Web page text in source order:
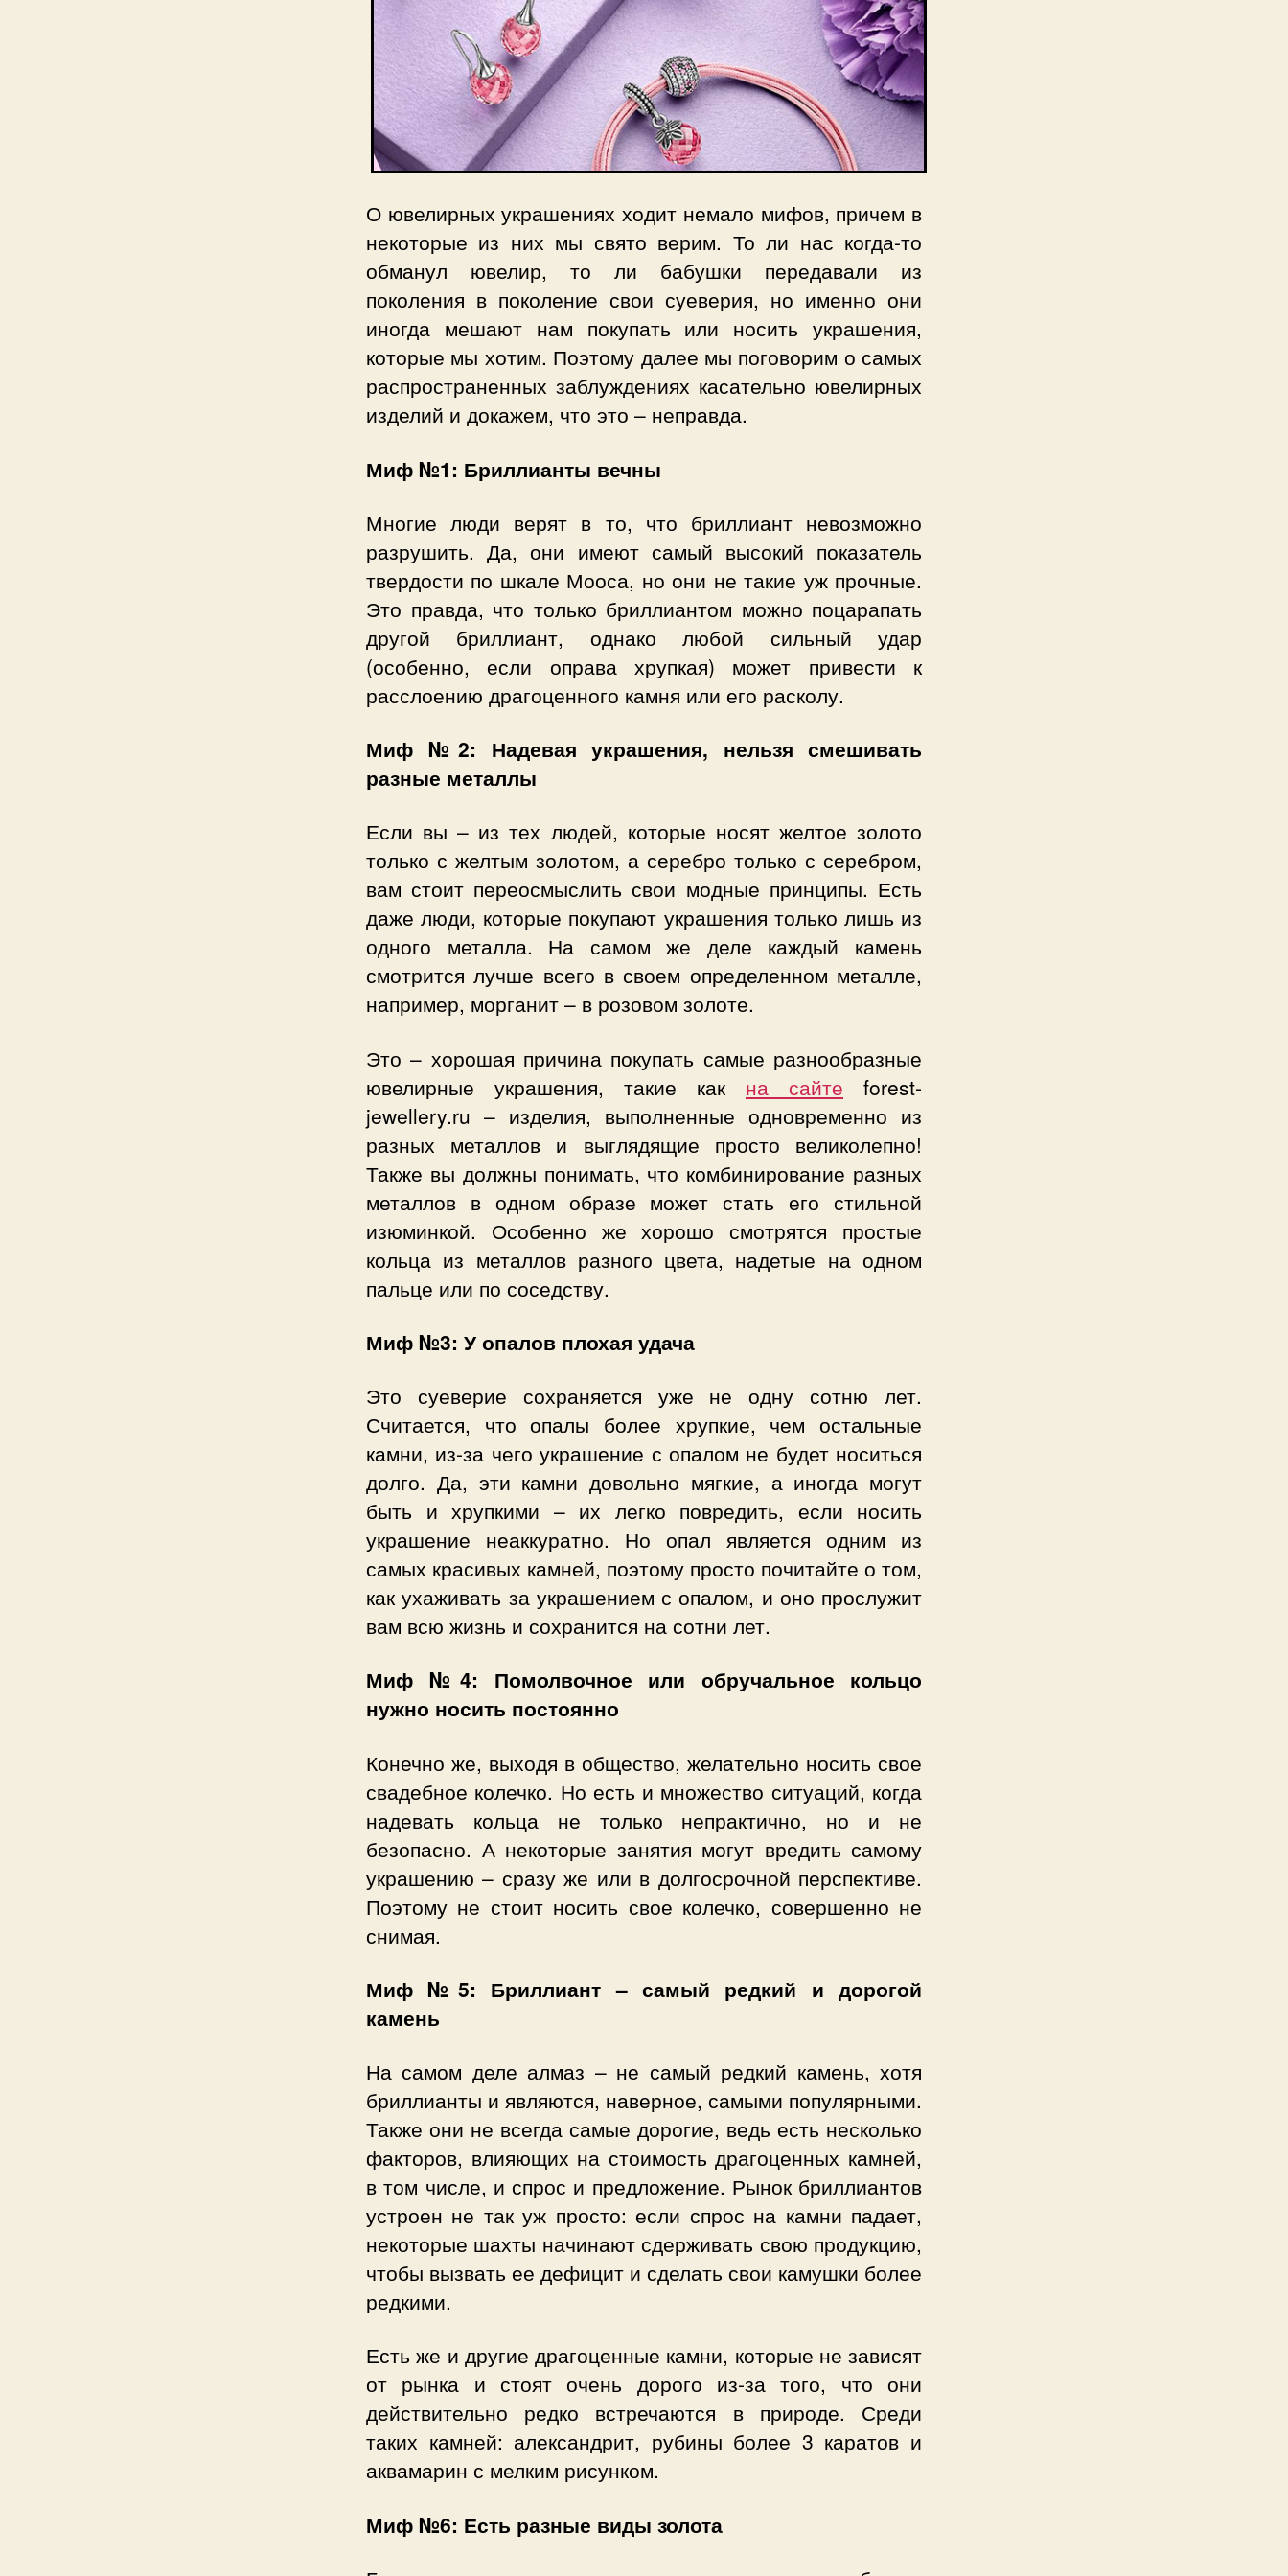
О ювелирных украшениях ходит немало мифов, причем в
некоторые из них мы свято верим. То ли нас когда-то
обманул ювелир, то ли бабушки передавали из
поколения в поколение свои суеверия, но именно они
иногда мешают нам покупать или носить украшения,
которые мы хотим. Поэтому далее мы поговорим о самых
распространенных заблуждениях касательно ювелирных
изделий и докажем, что это – неправда.
Миф №1: Бриллианты вечны
Многие люди верят в то, что бриллиант невозможно
разрушить. Да, они имеют самый высокий показатель
твердости по шкале Мооса, но они не такие уж прочные.
Это правда, что только бриллиантом можно поцарапать
другой бриллиант, однако любой сильный удар
(особенно, если оправа хрупкая) может привести к
расслоению драгоценного камня или его расколу.
Миф №2: Надевая украшения, нельзя смешивать
разные металлы
Если вы – из тех людей, которые носят желтое золото
только с желтым золотом, а серебро только с серебром,
вам стоит переосмыслить свои модные принципы. Есть
даже люди, которые покупают украшения только лишь из
одного металла. На самом же деле каждый камень
смотрится лучше всего в своем определенном металле,
например, морганит – в розовом золоте.
Это – хорошая причина покупать самые разнообразные
ювелирные украшения, такие как на сайте forest-
jewellery.ru – изделия, выполненные одновременно из
разных металлов и выглядящие просто великолепно!
Также вы должны понимать, что комбинирование разных
металлов в одном образе может стать его стильной
изюминкой. Особенно же хорошо смотрятся простые
кольца из металлов разного цвета, надетые на одном
пальце или по соседству.
Миф №3: У опалов плохая удача
Это суеверие сохраняется уже не одну сотню лет.
Считается, что опалы более хрупкие, чем остальные
камни, из-за чего украшение с опалом не будет носиться
долго. Да, эти камни довольно мягкие, а иногда могут
быть и хрупкими – их легко повредить, если носить
украшение неаккуратно. Но опал является одним из
самых красивых камней, поэтому просто почитайте о том,
как ухаживать за украшением с опалом, и оно прослужит
вам всю жизнь и сохранится на сотни лет.
Миф №4: Помолвочное или обручальное кольцо
нужно носить постоянно
Конечно же, выходя в общество, желательно носить свое
свадебное колечко. Но есть и множество ситуаций, когда
надевать кольца не только непрактично, но и не
безопасно. А некоторые занятия могут вредить самому
украшению – сразу же или в долгосрочной перспективе.
Поэтому не стоит носить свое колечко, совершенно не
снимая.
Миф №5: Бриллиант – самый редкий и дорогой
камень
На самом деле алмаз – не самый редкий камень, хотя
бриллианты и являются, наверное, самыми популярными.
Также они не всегда самые дорогие, ведь есть несколько
факторов, влияющих на стоимость драгоценных камней,
в том числе, и спрос и предложение. Рынок бриллиантов
устроен не так уж просто: если спрос на камни падает,
некоторые шахты начинают сдерживать свою продукцию,
чтобы вызвать ее дефицит и сделать свои камушки более
редкими.
Есть же и другие драгоценные камни, которые не зависят
от рынка и стоят очень дорого из-за того, что они
действительно редко встречаются в природе. Среди
таких камней: александрит, рубины более 3 каратов и
аквамарин с мелким рисунком.
Миф №6: Есть разные виды золота